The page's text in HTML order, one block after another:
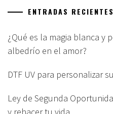
ENTRADAS RECIENTES
¿Qué es la magia blanca y
albedrío en el amor?
DTF UV para personalizar
Ley de Segunda
y rehacer tu vida